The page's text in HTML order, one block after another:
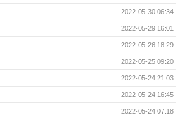
2022-05-30 06:34
2022-05-29 16:01
2022-05-26 18:29
2022-05-25 09:20
2022-05-24 21:03
2022-05-24 16:45
2022-05-24 07:18